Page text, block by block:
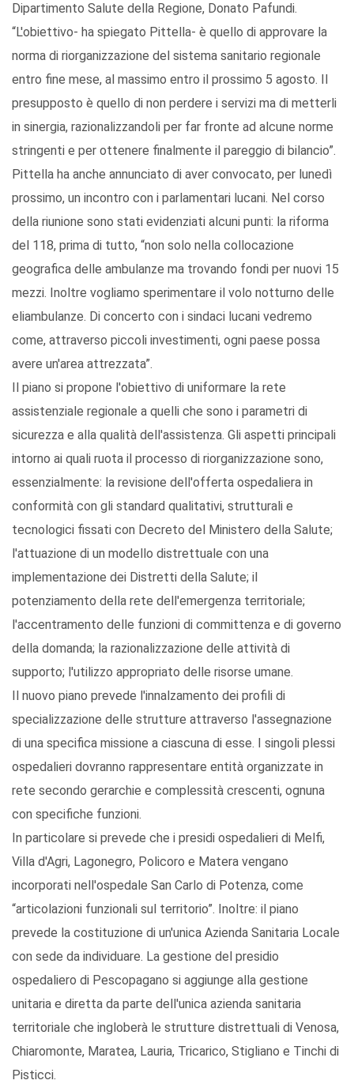
Dipartimento Salute della Regione, Donato Pafundi.
“L'obiettivo- ha spiegato Pittella- è quello di approvare la
norma di riorganizzazione del sistema sanitario regionale
entro fine mese, al massimo entro il prossimo 5 agosto. Il
presupposto è quello di non perdere i servizi ma di metterli
in sinergia, razionalizzandoli per far fronte ad alcune norme
stringenti e per ottenere finalmente il pareggio di bilancio”.
Pittella ha anche annunciato di aver convocato, per lunedì
prossimo, un incontro con i parlamentari lucani. Nel corso
della riunione sono stati evidenziati alcuni punti: la riforma
del 118, prima di tutto, “non solo nella collocazione
geografica delle ambulanze ma trovando fondi per nuovi 15
mezzi. Inoltre vogliamo sperimentare il volo notturno delle
eliambulanze. Di concerto con i sindaci lucani vedremo
come, attraverso piccoli investimenti, ogni paese possa
avere un'area attrezzata”.
Il piano si propone l'obiettivo di uniformare la rete
assistenziale regionale a quelli che sono i parametri di
sicurezza e alla qualità dell'assistenza. Gli aspetti principali
intorno ai quali ruota il processo di riorganizzazione sono,
essenzialmente: la revisione dell'offerta ospedaliera in
conformità con gli standard qualitativi, strutturali e
tecnologici fissati con Decreto del Ministero della Salute;
l'attuazione di un modello distrettuale con una
implementazione dei Distretti della Salute; il
potenziamento della rete dell'emergenza territoriale;
l'accentramento delle funzioni di committenza e di governo
della domanda; la razionalizzazione delle attività di
supporto; l'utilizzo appropriato delle risorse umane.
Il nuovo piano prevede l'innalzamento dei profili di
specializzazione delle strutture attraverso l'assegnazione
di una specifica missione a ciascuna di esse. I singoli plessi
ospedalieri dovranno rappresentare entità organizzate in
rete secondo gerarchie e complessità crescenti, ognuna
con specifiche funzioni.
In particolare si prevede che i presidi ospedalieri di Melfi,
Villa d'Agri, Lagonegro, Policoro e Matera vengano
incorporati nell'ospedale San Carlo di Potenza, come
“articolazioni funzionali sul territorio”. Inoltre: il piano
prevede la costituzione di un'unica Azienda Sanitaria Locale
con sede da individuare. La gestione del presidio
ospedaliero di Pescopagano si aggiunge alla gestione
unitaria e diretta da parte dell'unica azienda sanitaria
territoriale che ingloberà le strutture distrettuali di Venosa,
Chiaromonte, Maratea, Lauria, Tricarico, Stigliano e Tinchi di
Pisticci.